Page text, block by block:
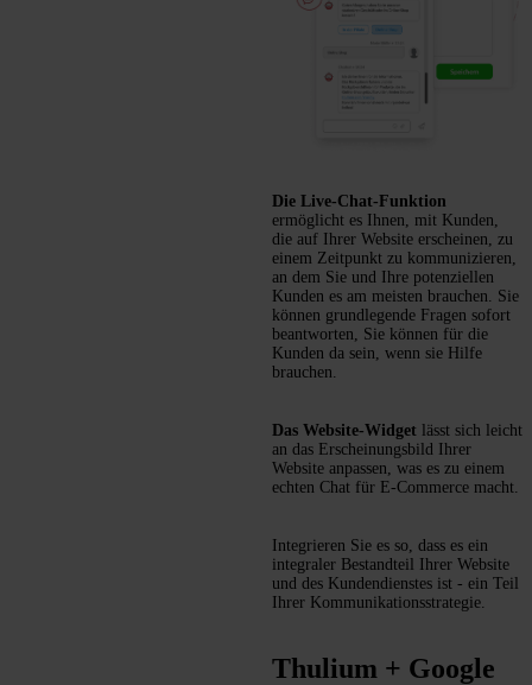
Die Live-Chat-Funktion
ermöglicht es Ihnen, mit Kunden,
die auf Ihrer Website erscheinen, zu
einem Zeitpunkt zu kommunizieren,
an dem Sie und Ihre potenziellen
Kunden es am meisten brauchen. Sie
können grundlegende Fragen sofort
beantworten, Sie können für die
Kunden da sein, wenn sie Hilfe
brauchen.
Das Website-Widget lässt sich leicht
an das Erscheinungsbild Ihrer
Website anpassen, was es zu einem
echten Chat für E-Commerce macht.
Integrieren Sie es so, dass es ein
integraler Bestandteil Ihrer Website
und des Kundendienstes ist - ein Teil
Ihrer Kommunikationsstrategie.
Thulium + Google